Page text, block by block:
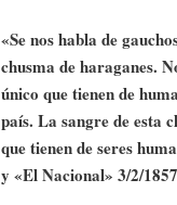
«Se nos habla de
chusma de haraganes.
único que tienen de
país. La sangre de esta
que tienen de seres
y «El Nacional» 3/2/